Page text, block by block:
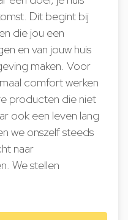
Dit begint bij
die jou een
en van jouw huis
maken. Voor
comfort werken
producten die niet
ook een leven lang
we onszelf steeds
naar
We stellen